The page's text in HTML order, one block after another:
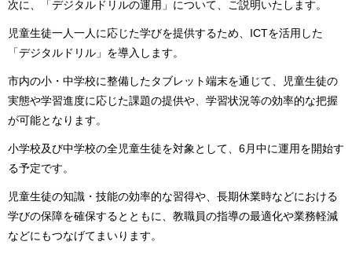
次に、「デジタルドリルの運用」について、ご説明いたします。
児童生徒一人一人に応じた学びを提供するため、ICTを活用した
「デジタルドリル」を導入します。
市内の小・中学校に整備したタブレット端末を通じて、児童生徒の
実態や学習進度に応じた課題の提供や、学習状況等の効率的な把握
が可能となります。
小学校及び中学校の全児童生徒を対象として、6月中に運用を開始す
る予定です。
児童生徒の知識・技能の効率的な習得や、長期休業時などにおける
学びの保障を確保するとともに、教職員の指導の最適化や業務軽減
などにもつなげてまいります。